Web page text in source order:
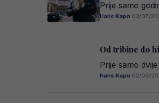
Prije samo
Haris Kapo·03/07/
Od tribine do
Prije samo
Haris Kapo·02/06/